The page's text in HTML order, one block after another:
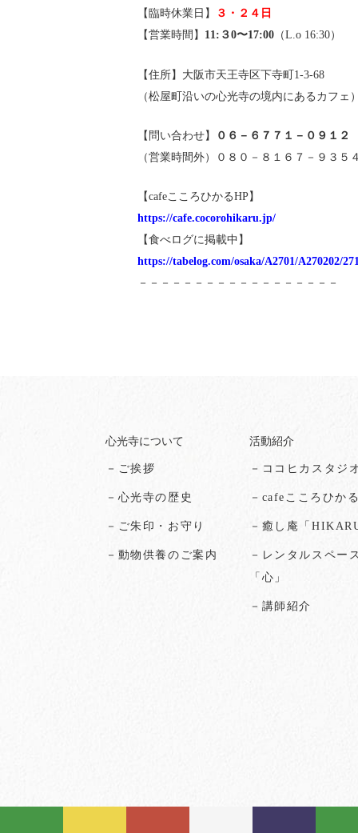
【臨時休業日】
３・２４日
【営業時間】 11:３0〜17:00 （L.o 16:30）
【住所】大阪市天王寺区下寺町1-3-68
（松屋町沿いの心光寺の境内にあるカフェ）
【問い合わせ】
０６－６７７１－０９１２
（営業時間外）０８０－８１６７－９３５４
【cafeこころひかるHP】
https://cafe.cocorohikaru.jp/
【食べログに掲載中】
https://tabelog.com/osaka/A2701/A270202/
－－－－－－－－－－－－－－－－－－
心光寺について
－ご挨拶
－心光寺の歴史
－ご朱印・お守り
－動物供養のご案内
活動紹介
－ココヒカスタジ
－cafeこころひかる
－癒し庵「
－レンタルスペース
「心」
－講師紹介